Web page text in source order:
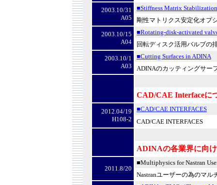
2003.10/31
A05
■Stiffness Matrix Stabilization
剛性マトリクス安定化オプ
2003.10/15
A04
■Rotating-disk-activated
回転ディスク活用バルブの
2003.10/1
A03
■Cutting Surfaces in ADINA
ADINAのカッティングサー
CAD/CAE Interfaceに
2012.04/19
H108-2
■CAD/CAE INTERFACES
CAD/CAE INTERFACES
ADINAの各業界に向
2011.8/20
■Multiphysics for Nastran
Nastranユーザーの為のマル